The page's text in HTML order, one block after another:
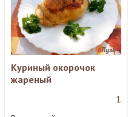
Куриный окорочок
жареный
1